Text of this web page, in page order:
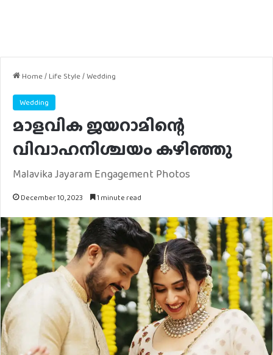
Home/Life Style/Wedding
Wedding
മാളവിക ജയറാമിന്റെ
വിവാഹനിശ്ചയം കഴിഞ്ഞു
Malavika Jayaram Engagement Photos
December 10, 2023 1 minute read